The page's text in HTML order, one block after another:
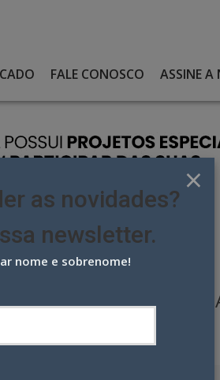
FALE CONOSCO ASSINE A
TERMÔMETROS
vender
×
as novidades?
newsletter.
nome e sobrenome!